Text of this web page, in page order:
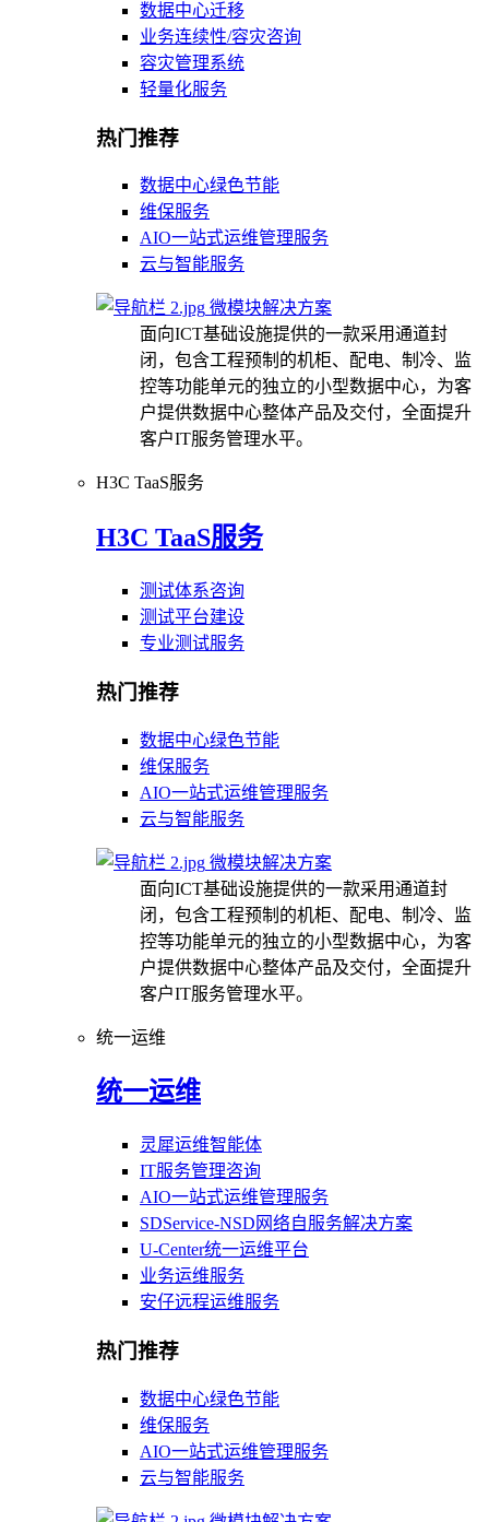
数据中心迁移
业务连续性/容灾咨询
容灾管理系统
轻量化服务
热门推荐
数据中心绿色节能
维保服务
AIO一站式运维管理服务
云与智能服务
微模块解决方案
面向ICT基础设施提供的一款采用通道封
闭，包含工程预制的机柜、配电、制冷、监
控等功能单元的独立的小型数据中心，为客
户提供数据中心整体产品及交付，全面提升
客户IT服务管理水平。
H3C TaaS服务
H3C TaaS服务
测试体系咨询
测试平台建设
专业测试服务
热门推荐
数据中心绿色节能
维保服务
AIO一站式运维管理服务
云与智能服务
微模块解决方案
面向ICT基础设施提供的一款采用通道封
闭，包含工程预制的机柜、配电、制冷、监
控等功能单元的独立的小型数据中心，为客
户提供数据中心整体产品及交付，全面提升
客户IT服务管理水平。
统一运维
统一运维
灵犀运维智能体
IT服务管理咨询
AIO一站式运维管理服务
SDService-NSD网络自服务解决方案
U-Center统一运维平台
业务运维服务
安仔远程运维服务
热门推荐
数据中心绿色节能
维保服务
AIO一站式运维管理服务
云与智能服务